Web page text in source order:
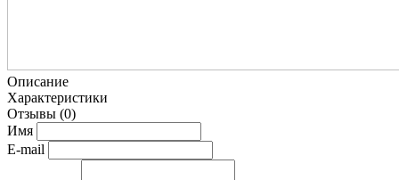
Описание
Характеристики
Отзывы (0)
Имя
E-mail